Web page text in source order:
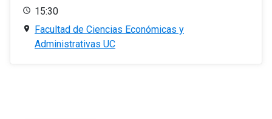
15:30
Facultad de Ciencias Económicas y
Administrativas UC